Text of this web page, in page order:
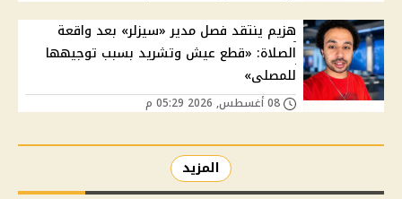
هزيم ينتقد فصل مدير «سيزلر» بعد واقعة
الصلاة: «قطع عيش وتشريد بسبب توجيهها
للمصلى»
المزيد